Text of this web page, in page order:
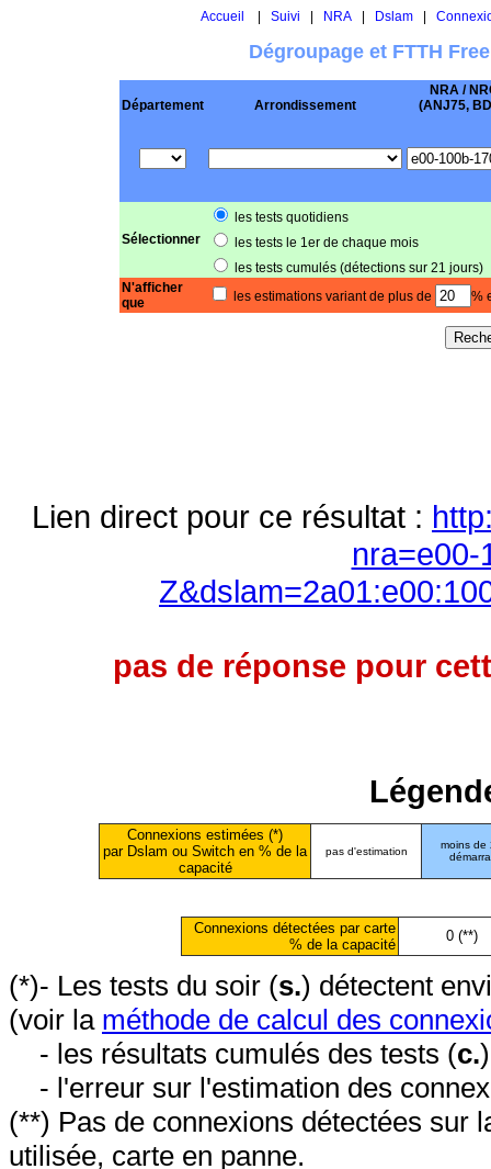
Accueil Suivi NRA| Dslam|
Dégroupage et FTTH
Département Arrondissement
NRA /
(ANJ75,
Sélectionner
les tests quotidiens
les tests le 1er de chaque mois
les tests cumulés (détections sur 21 jours)
N'afficher
que
les estimations variant de plus de %
Lien direct pour ce résultat :
nra=e00-
pas de réponse pour
Connexions estimées (*)
par Dslam ou Switch en % de la
capacité
pas d'estimation
moins de
Connexions détectées par carte
% de la capacité
0 (**)
(*)- Les tests du soir (s.) détectent
(voir la méthode de calcul des
- les résultats cumulés des tests (c.
- l'erreur sur l'estimation des
(**) Pas de connexions détectées sur
utilisée, carte en panne.